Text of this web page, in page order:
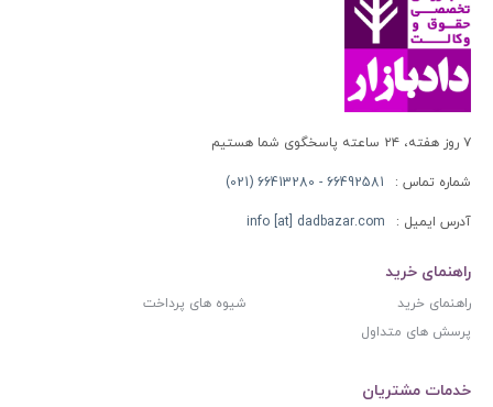
۷ روز هفته، ۲۴ ساعته پاسخگوی شما هستیم
شماره تماس : 66492581 - 66413280 (021)
آدرس ایمیل : info [at] dadbazar.com
راهنمای خرید
راهنمای خرید
شیوه های پرداخت
پرسش های متداول
خدمات مشتریان